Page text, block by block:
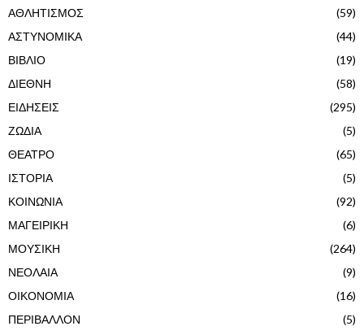
ΑΘΛΗΤΙΣΜΟΣ
(59)
ΑΣΤΥΝΟΜΙΚΑ
(44)
ΒΙΒΛΙΟ
(19)
ΔΙΕΘΝΗ
(58)
ΕΙΔΗΣΕΙΣ
(295)
ΖΩΔΙΑ
(5)
ΘΕΑΤΡΟ
(65)
ΙΣΤΟΡΙΑ
(5)
ΚΟΙΝΩΝΙΑ
(92)
ΜΑΓΕΙΡΙΚΗ
(6)
ΜΟΥΣΙΚΗ
(264)
ΝΕΟΛΑΙΑ
(9)
ΟΙΚΟΝΟΜΙΑ
(16)
ΠΕΡΙΒΑΛΛΟΝ
(5)